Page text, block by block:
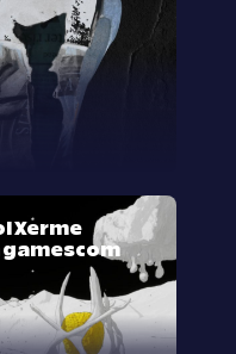
Xerme
gamescom